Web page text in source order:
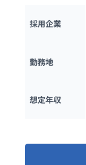
採用企業
勤務地
想定年収